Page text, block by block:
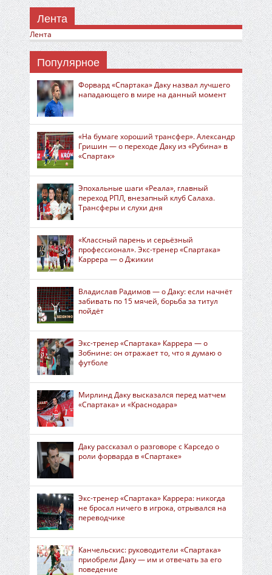
Лента
Лента
Популярное
Форвард «Спартака» Даку назвал лучшего
нападающего в мире на данный момент
«На бумаге хороший трансфер». Александр
Гришин — о переходе Даку из «Рубина» в
«Спартак»
Эпохальные шаги «Реала», главный
переход РПЛ, внезапный клуб Салаха.
Трансферы и слухи дня
«Классный парень и серьёзный
профессионал». Экс-тренер «Спартака»
Каррера — о Джикии
Владислав Радимов — о Даку: если начнёт
забивать по 15 мячей, борьба за титул
пойдёт
Экс-тренер «Спартака» Каррера — о
Зобнине: он отражает то, что я думаю о
футболе
Мирлинд Даку высказался перед матчем
«Спартака» и «Краснодара»
Даку рассказал о разговоре с Карседо о
роли форварда в «Спартаке»
Экс-тренер «Спартака» Каррера: никогда
не бросал ничего в игрока, отрывался на
переводчике
Канчельскис: руководители «Спартака»
приобрели Даку — им и отвечать за его
поведение